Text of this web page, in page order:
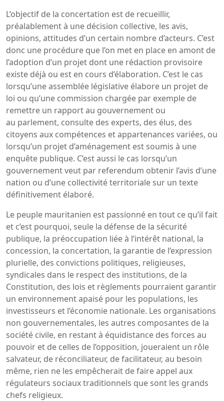
L’objectif de la concertation est de recueillir,
préalablement à une décision collective, les avis,
opinions, attitudes d’un certain nombre d’acteurs. C’est
donc une procédure que l’on met en place en amont de
l’adoption d’un projet dont une rédaction provisoire
existe déjà ou est en cours d’élaboration. C’est le cas
lorsqu’une assemblée législative élabore un projet de
loi ou qu’une commission chargée par exemple de
remettre un rapport au gouvernement ou
au parlement, consulte des experts, des élus, des
citoyens aux compétences et appartenances variées, ou
lorsqu’un projet d’aménagement est soumis à une
enquête publique. C’est aussi le cas lorsqu’un
gouvernement veut par referendum obtenir l’avis d’une
nation ou d’une collectivité territoriale sur un texte
définitivement élaboré.
Le peuple mauritanien est passionné en tout ce qu’il fait
et c’est pourquoi, seule la défense de la sécurité
publique, la préoccupation liée à l’intérêt national, la
concession, la concertation, la garantie de l’expression
plurielle, des convictions politiques, religieuses,
syndicales dans le respect des institutions, de la
Constitution, des lois et règlements pourraient garantir
un environnement apaisé pour les populations, les
investisseurs et l’économie nationale. Les organisations
non gouvernementales, les autres composantes de la
société civile, en restant à équidistance des forces au
pouvoir et de celles de l’opposition, joueraient un rôle
salvateur, de réconciliateur, de facilitateur, au besoin
même, rien ne les empêcherait de faire appel aux
régulateurs sociaux traditionnels que sont les grands
chefs religieux.